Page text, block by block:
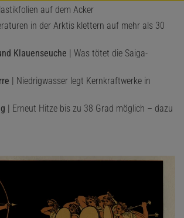
auf dem Acker
in der Arktis klettern auf mehr als 30
Klauenseuche | Was tötet die Saiga-
| Niedrigwasser legt Kernkraftwerke in
| Erneut Hitze bis zu 38 Grad möglich – dazu